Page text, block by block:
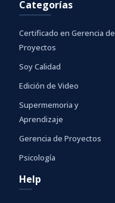
Categorías
Certificado en Gerencia de
Proyectos
Soy Calidad
Edición de Video
Supermemoria y
Aprendizaje
Gerencia de Proyectos
Psicología
Help